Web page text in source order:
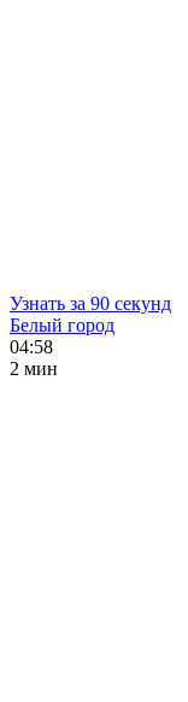
Узнать за 90 секунд
Белый город
04:58
2 мин